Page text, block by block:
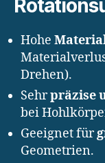
Hohe
Drehen).
Sehrpräzise
bei
Geeignet für
Geometrien.